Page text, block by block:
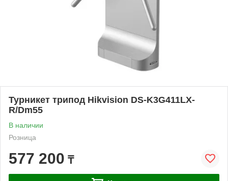
Турникет трипод Hikvision DS-K3G411LX-
R/Dm55
В наличии
Розница
577 200 ₸